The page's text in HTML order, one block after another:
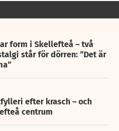
form i Skellefteå – två
står för dörren: ”Det är
efter krasch – och
centrum